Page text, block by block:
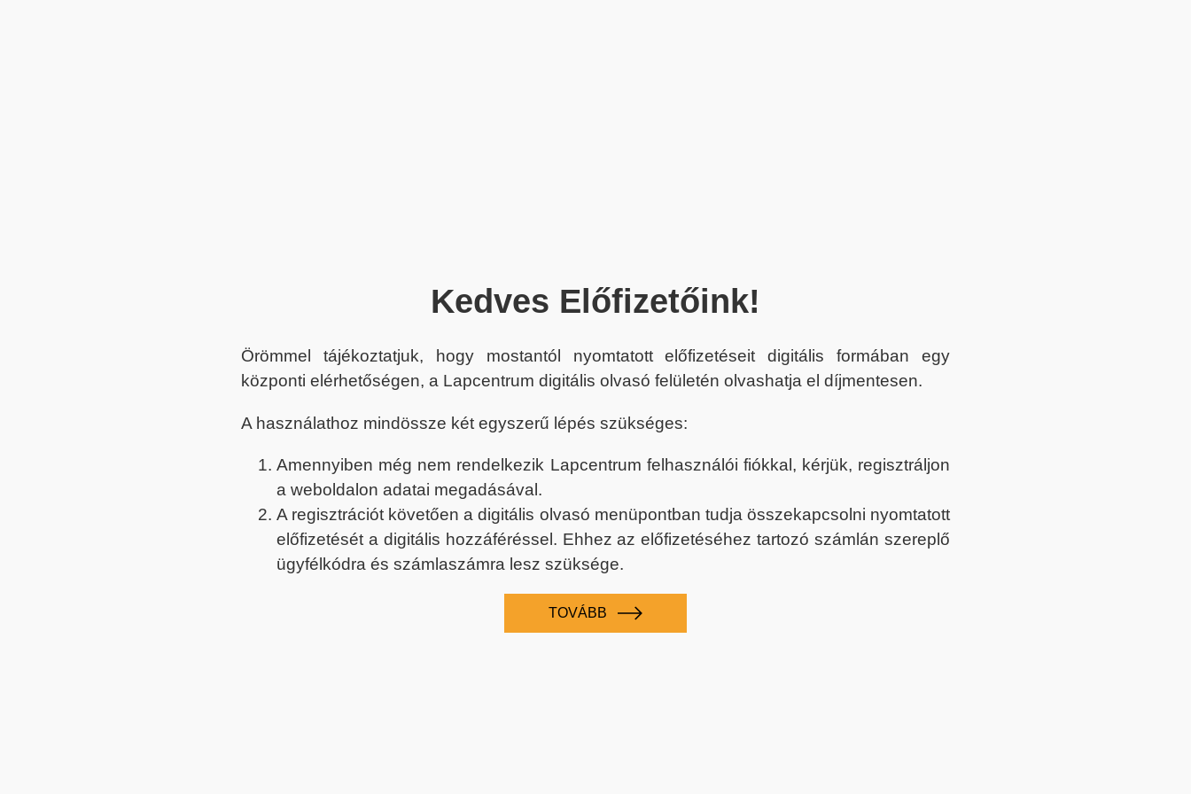
Kedves Előfizetőink!
Örömmel tájékoztatjuk, hogy mostantól nyomtatott előfizetéseit digitális formában egy
központi elérhetőségen, a Lapcentrum digitális olvasó felületén olvashatja el díjmentesen.
A használathoz mindössze két egyszerű lépés szükséges:
Amennyiben még nem rendelkezik Lapcentrum felhasználói fiókkal, kérjük, regisztráljon
a weboldalon adatai megadásával.
A regisztrációt követően a digitális olvasó menüpontban tudja összekapcsolni nyomtatott
előfizetését a digitális hozzáféréssel. Ehhez az előfizetéséhez tartozó számlán szereplő
ügyfélkódra és számlaszámra lesz szüksége.
TOVÁBB